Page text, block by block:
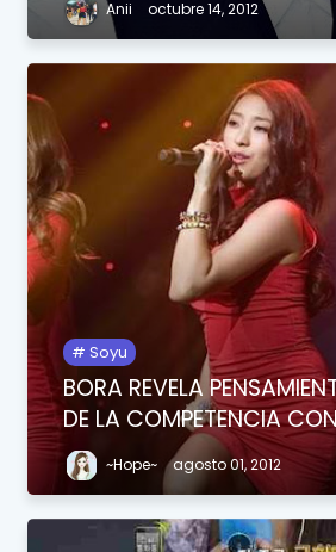
Anii octubre 14, 2012
Soyu
BORA REVELA
DE LA COMPETENCIA
~Hope~ agosto 01, 2012